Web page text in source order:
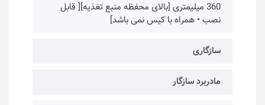
360 میلیمتری [بالای محفظه منبع تغذیه][ قابل
نصب • همراه با کیس نمی باشد]
سازگاری
مادربرد سازگار